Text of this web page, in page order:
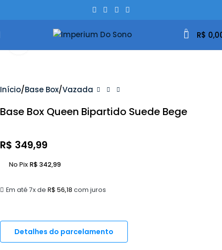
0 R$
Início Base Box Vazada
Base Box Queen Bipartido Suede Bege
R$ 349,99
Em até 7x de R$ 56,18 com juros
No Pix R$342,99
Detalhes do parcelamento